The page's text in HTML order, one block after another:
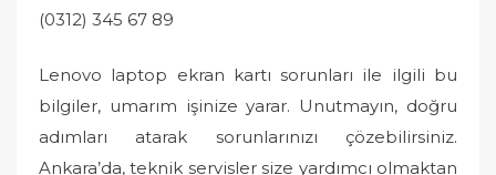
(0312) 345 67 89
Lenovo laptop ekran kartı sorunları ile ilgili bu
bilgiler, umarım işinize yarar. Unutmayın, doğru
adımları atarak sorunlarınızı çözebilirsiniz.
Ankara’da, teknik servisler size yardımcı olmaktan